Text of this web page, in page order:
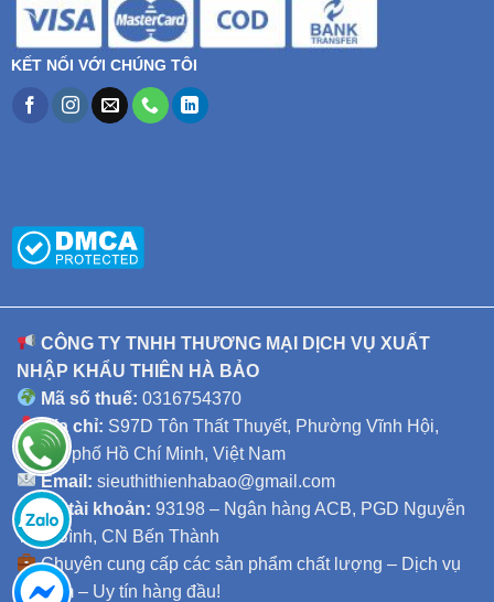
KẾT NỐI VỚI CHÚNG TÔI
CÔNG TY TNHH THƯƠNG MẠI DỊCH VỤ XUẤT
NHẬP KHẨU THIÊN HÀ BẢO
Mã số thuế: 0316754370
Địa chỉ: S97D Tôn Thất Thuyết, Phường Vĩnh Hội,
Thành phố Hồ Chí Minh, Việt Nam
Email: sieuthithienhabao@gmail.com
Số tài khoản: 93198 – Ngân hàng ACB, PGD Nguyễn
Thái Bình, CN Bến Thành
Chuyên cung cấp các sản phẩm chất lượng – Dịch vụ
tận tâm – Uy tín hàng đầu!